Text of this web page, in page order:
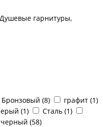
Душевые гарнитуры,
Бронзовый (8) графит (1)
(1) Сталь (1)
черный (58)